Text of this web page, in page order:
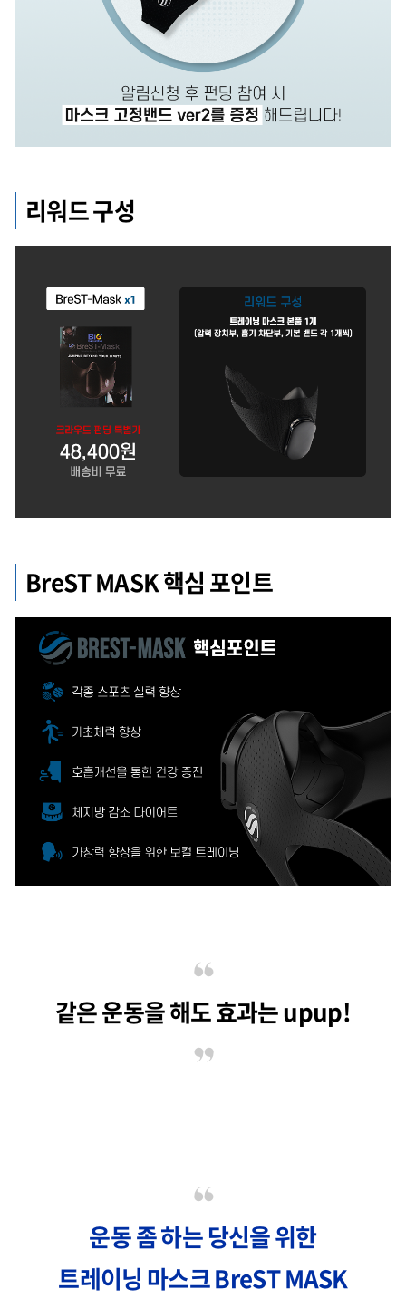
리워드 구성
BreST MASK 핵심 포인트
같은 운동을 해도 효과는 upup!
운동 좀 하는 당신을 위한
트레이닝 마스크 BreST MASK